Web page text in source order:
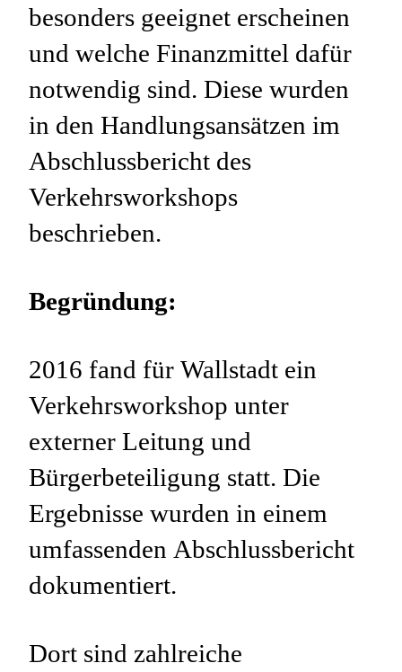
besonders geeignet erscheinen
und welche Finanzmittel dafür
notwendig sind. Diese wurden
in den Handlungsansätzen im
Abschlussbericht des
Verkehrsworkshops
beschrieben.
Begründung:
2016 fand für Wallstadt ein
Verkehrsworkshop unter
externer Leitung und
Bürgerbeteiligung statt. Die
Ergebnisse wurden in einem
umfassenden Abschlussbericht
dokumentiert.
Dort sind zahlreiche